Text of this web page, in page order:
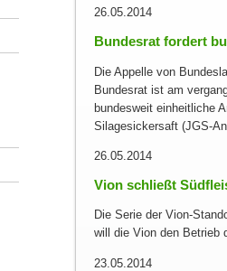
26.05.2014
Bundesrat fordert
Die Appelle von
Bundesrat ist am
bundesweit einheitliche
Silagesickersaft (JGS-
26.05.2014
Vion schließt
Die Serie der Vion-
will die Vion den Betrieb
23.05.2014